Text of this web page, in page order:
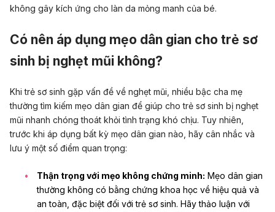
không gây kích ứng cho làn da mỏng manh của bé.
Có nên áp dụng mẹo dân gian cho trẻ sơ
sinh bị nghẹt mũi không?
Khi trẻ sơ sinh gặp vấn đề về nghẹt mũi, nhiều bậc cha mẹ
thường tìm kiếm mẹo dân gian để giúp cho trẻ sơ sinh bị nghẹt
mũi nhanh chóng thoát khỏi tình trạng khó chịu. Tuy nhiên,
trước khi áp dụng bất kỳ mẹo dân gian nào, hãy cân nhắc và
lưu ý một số điểm quan trọng:
Thận trọng với mẹo không chứng minh: Mẹo dân gian
thường không có bằng chứng khoa học về hiệu quả và
an toàn, đặc biệt đối với trẻ sơ sinh. Hãy thảo luận với